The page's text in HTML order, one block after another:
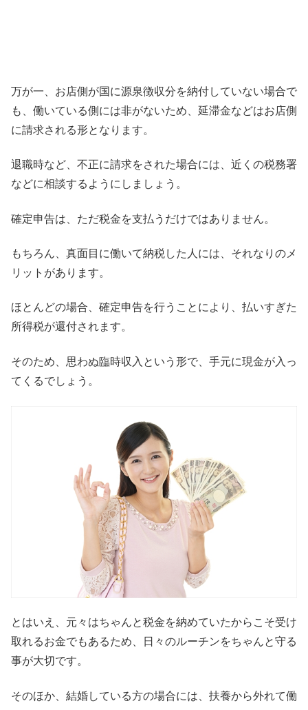
万が一、お店側が国に源泉徴収分を納付していない場合で
も、働いている側には非がないため、延滞金などはお店側
に請求される形となります。
退職時など、不正に請求をされた場合には、近くの税務署
などに相談するようにしましょう。
確定申告は、ただ税金を支払うだけではありません。
もちろん、真面目に働いて納税した人には、それなりのメ
リットがあります。
ほとんどの場合、確定申告を行うことにより、払いすぎた
所得税が還付されます。
そのため、思わぬ臨時収入という形で、手元に現金が入っ
てくるでしょう。
とはいえ、元々はちゃんと税金を納めていたからこそ受け
取れるお金でもあるため、日々のルーチンをちゃんと守る
事が大切です。
そのほか、結婚している方の場合には、扶養から外れて働